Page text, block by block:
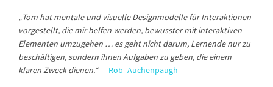
„Tom hat mentale und visuelle Designmodelle für Interaktionen
vorgestellt, die mir helfen werden, bewusster mit interaktiven
Elementen umzugehen … es geht nicht darum, Lernende nur zu
beschäftigen, sondern ihnen Aufgaben zu geben, die einem
klaren Zweck dienen.“ —Rob_Auchenpaugh